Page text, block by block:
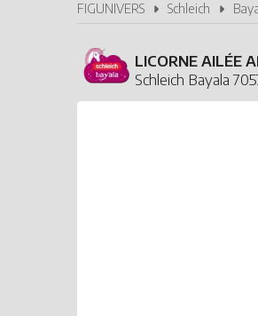
FIGUNIVERS Schleich
LICORNE AILÉE
Schleich Bayala